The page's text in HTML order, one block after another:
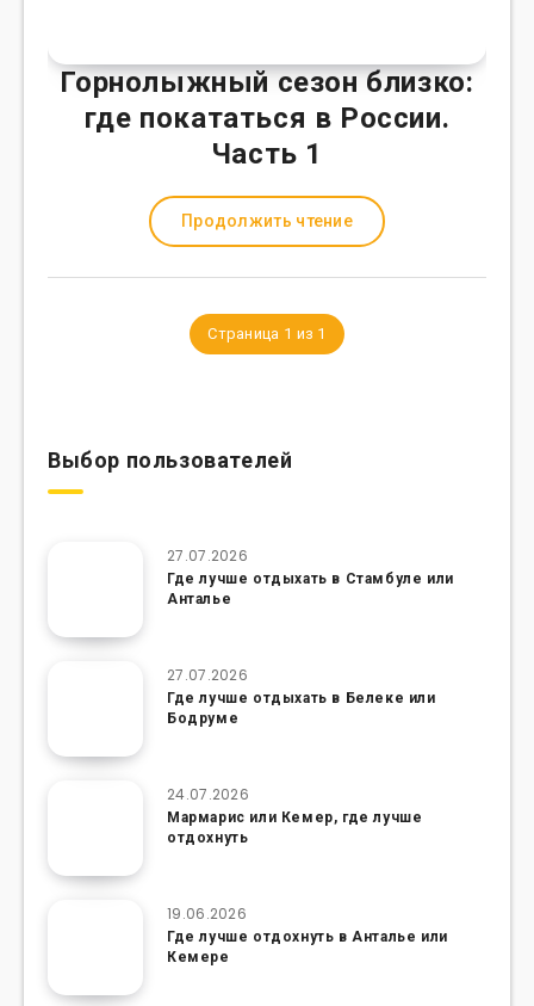
Горнолыжный сезон близко:
где покататься в России.
Часть 1
Продолжить чтение
Страница 1 из 1
Выбор пользователей
27.07.2026
Где лучше отдыхать в Стамбуле или
Анталье
27.07.2026
Где лучше отдыхать в Белеке или
Бодруме
24.07.2026
Мармарис или Кемер, где лучше
отдохнуть
19.06.2026
Где лучше отдохнуть в Анталье или
Кемере